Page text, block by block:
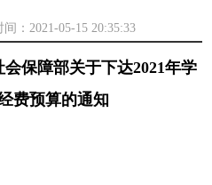
2021-05-15 20:35:33
保障部关于下达2021年学
费预算的通知